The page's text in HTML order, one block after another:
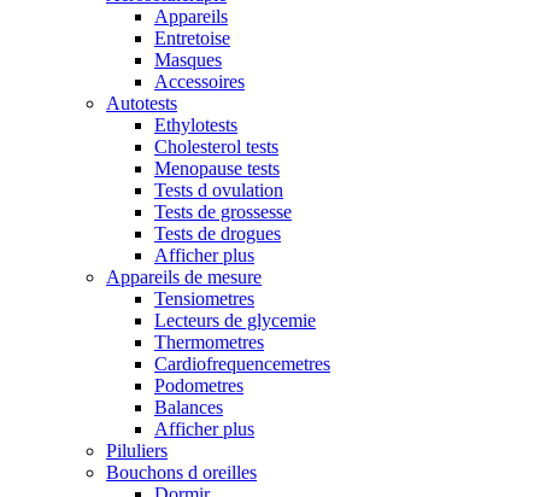
Appareils
Entretoise
Masques
Accessoires
Autotests
Ethylotests
Cholesterol tests
Menopause tests
Tests d ovulation
Tests de grossesse
Tests de drogues
Afficher plus
Appareils de mesure
Tensiometres
Lecteurs de glycemie
Thermometres
Cardiofrequencemetres
Podometres
Balances
Afficher plus
Piluliers
Bouchons d oreilles